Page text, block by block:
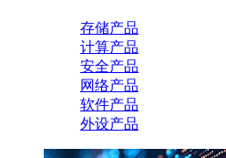
存储产品
计算产品
安全产品
网络产品
软件产品
外设产品